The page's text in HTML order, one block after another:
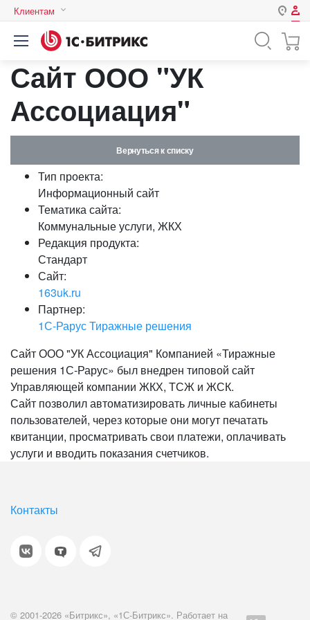
Клиентам
Авторизация
Нет аккаунта? Зарегистрироваться
Логин
Пароль
Запомнить меня на этом
Забыли свой пароль?
Сайт ООО "УК
Ассоциация"
Вернуться к списку
Тип проекта:
Информационный сайт
Тематика сайта:
Коммунальные услуги, ЖКХ
Редакция продукта:
Стандарт
Сайт:
163uk.ru
Партнер:
1С-Рарус Тиражные решения
Сайт ООО "УК Ассоциация" Компанией «Тиражные
решения 1С-Рарус» был внедрен типовой сайт
Управляющей компании ЖКХ, ТСЖ и ЖСК.
Сайт позволил автоматизировать личные кабинеты
пользователей, через которые они могут печатать
квитанции, просматривать свои платежи, оплачивать
услуги и вводить показания счетчиков.
Контакты
© 2001-2026 «Битрикс», «1С-Битрикс». Работает на